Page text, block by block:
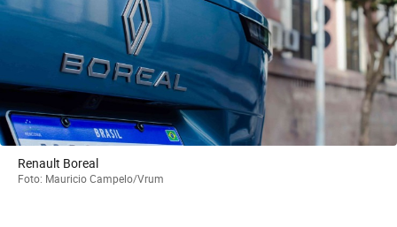
Renault Boreal
Foto: Mauricio Campelo/Vrum